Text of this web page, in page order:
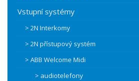
Vstupní systémy
> 2N Interkomy
> 2N přístupový systém
> ABB Welcome Midi
> audiotelefony